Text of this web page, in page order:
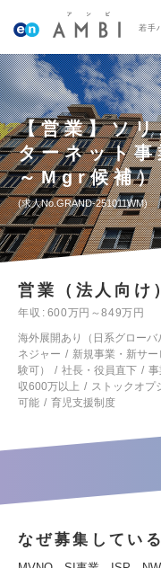
若手
【営業】ソ
ターネット
～Mgr候補）
求人No.GRAND-251011WM
営業（法人向け
年収
600万円～849万円
海外展開あり（日系グローバ
ネジャー
新規事業・新サー
験可）
社長・役員直下
収600万以上
ストックオプ
可能
育児支援制度
なぜ募集してい